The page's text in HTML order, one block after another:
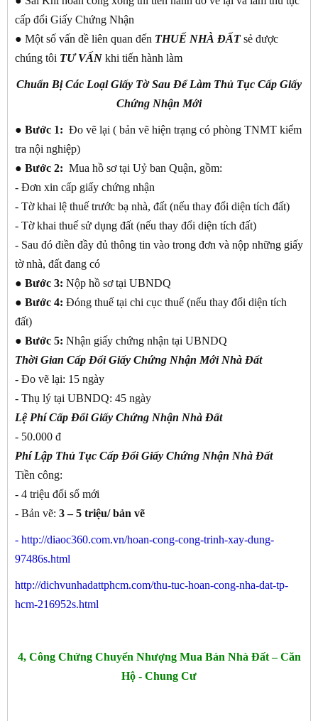
cấp đổi Giấy Chứng Nhận
● Một số vấn đề liên quan đến THUẾ NHÀ ĐẤTsẻ được
chúng tôi TƯ VẤN khi tiến hành làm
Chuẩn Bị Các Loại Giấy Tờ Sau Để Làm Thủ Tục Cấp Giấy
Chứng Nhận Mới
● Bước 1: Đo vẽ lại ( bản vẽ hiện trạng có phòng TNMT kiểm
tra nội nghiệp)
● Bước 2: Mua hồ sơ tại Uỷ ban Quận, gồm:
- Đơn xin cấp giấy chứng nhận
- Tờ khai lệ thuế trước bạ nhà, đất (nếu thay đổi diện tích đất)
- Tờ khai thuế sử dụng đất (nếu thay đổi diện tích đất)
- Sau đó điền đầy đủ thông tin vào trong đơn và nộp những giấy
tờ nhà, đất đang có
● Bước 3: Nộp hồ sơ tại UBNDQ
● Bước 4: Đóng thuế tại chi cục thuế (nếu thay đổi diện tích
đất)
● Bước 5: Nhận giấy chứng nhận tại UBNDQ
Thời Gian Cấp Đổi Giấy Chứng Nhận Mới Nhà Đất
- Đo vẽ lại: 15 ngày
- Thụ lý tại UBNDQ: 45 ngày
Lệ Phí Cấp Đổi Giấy Chứng Nhận Nhà Đất
- 50.000 đ
Phí Lập Thủ Tục Cấp Đổi Giấy Chứng Nhận Nhà Đất
Tiền công:
- 4 triệu đổi sổ mới
- Bản vẽ: 3 – 5 triệu/ bản vẽ
- http://diaoc360.com.vn/hoan-cong-cong-trinh-xay-dung-
97486s.html
http://dichvunhadattphcm.com/thu-tuc-hoan-cong-nha-dat-tp-
hcm-216952s.html
4, Công Chứng Chuyển Nhượng Mua Bán Nhà Đất – Căn
Hộ - Chung Cư